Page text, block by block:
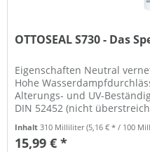
OTTOSEAL S730 - Das
Eigenschaften Neutral
Hohe
Alterungs- und UV-
DIN 52452 (nicht
Inhalt 310 Milliliter(5,16 € * / 100
15,99 € *